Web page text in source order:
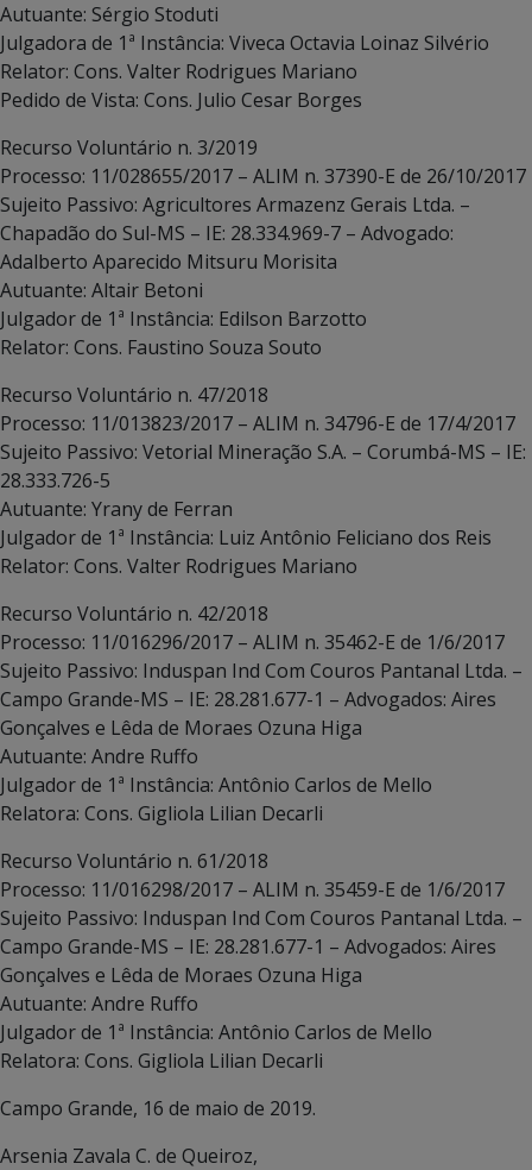
Autuante: Sérgio Stoduti
Julgadora de 1ª Instância: Viveca Octavia Loinaz Silvério
Relator: Cons. Valter Rodrigues Mariano
Pedido de Vista: Cons. Julio Cesar Borges
Recurso Voluntário n. 3/2019
Processo: 11/028655/2017 – ALIM n. 37390-E de 26/10/2017
Sujeito Passivo: Agricultores Armazenz Gerais Ltda. –
Chapadão do Sul-MS – IE: 28.334.969-7 – Advogado:
Adalberto Aparecido Mitsuru Morisita
Autuante: Altair Betoni
Julgador de 1ª Instância: Edilson Barzotto
Relator: Cons. Faustino Souza Souto
Recurso Voluntário n. 47/2018
Processo: 11/013823/2017 – ALIM n. 34796-E de 17/4/2017
Sujeito Passivo: Vetorial Mineração S.A. – Corumbá-MS – IE:
28.333.726-5
Autuante: Yrany de Ferran
Julgador de 1ª Instância: Luiz Antônio Feliciano dos Reis
Relator: Cons. Valter Rodrigues Mariano
Recurso Voluntário n. 42/2018
Processo: 11/016296/2017 – ALIM n. 35462-E de 1/6/2017
Sujeito Passivo: Induspan Ind Com Couros Pantanal Ltda. –
Campo Grande-MS – IE: 28.281.677-1 – Advogados: Aires
Gonçalves e Lêda de Moraes Ozuna Higa
Autuante: Andre Ruffo
Julgador de 1ª Instância: Antônio Carlos de Mello
Relatora: Cons. Gigliola Lilian Decarli
Recurso Voluntário n. 61/2018
Processo: 11/016298/2017 – ALIM n. 35459-E de 1/6/2017
Sujeito Passivo: Induspan Ind Com Couros Pantanal Ltda. –
Campo Grande-MS – IE: 28.281.677-1 – Advogados: Aires
Gonçalves e Lêda de Moraes Ozuna Higa
Autuante: Andre Ruffo
Julgador de 1ª Instância: Antônio Carlos de Mello
Relatora: Cons. Gigliola Lilian Decarli
Campo Grande, 16 de maio de 2019.
Arsenia Zavala C. de Queiroz,